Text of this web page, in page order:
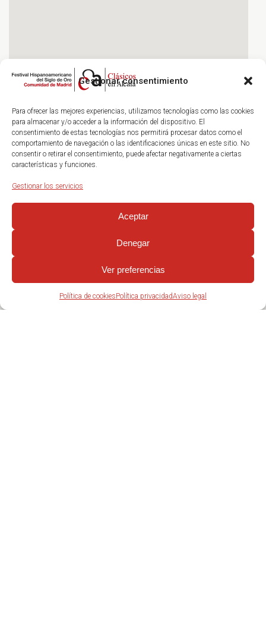
Gestionar consentimiento
Para ofrecer las mejores experiencias, utilizamos tecnologías como las cookies
para almacenar y/o acceder a la información del dispositivo. El
consentimiento de estas tecnologías nos permitirá procesar datos como el
comportamiento de navegación o las identificaciones únicas en este sitio. No
consentir o retirar el consentimiento, puede afectar negativamente a ciertas
características y funciones.
Gestionar los servicios
Aceptar
Denegar
Ver preferencias
Política de cookiesPolítica privacidadAviso legal